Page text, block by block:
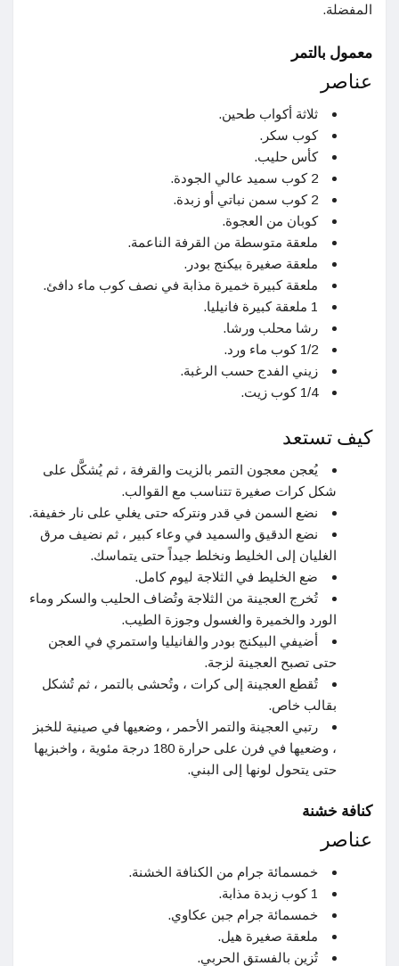
المفضلة.
معمول بالتمر
عناصر
ثلاثة أكواب طحين.
كوب سكر.
كأس حليب.
2 كوب سميد عالي الجودة.
2 كوب سمن نباتي أو زبدة.
كوبان من العجوة.
ملعقة متوسطة من القرفة الناعمة.
ملعقة صغيرة بيكنج بودر.
ملعقة كبيرة خميرة مذابة في نصف كوب ماء دافئ.
1 ملعقة كبيرة فانيليا.
رشا محلب ورشا.
1/2 كوب ماء ورد.
زيني الفدج حسب الرغبة.
1/4 كوب زيت.
كيف تستعد
يُعجن معجون التمر بالزيت والقرفة ، ثم يُشكَّل على
شكل كرات صغيرة تتناسب مع القوالب.
نضع السمن في قدر ونتركه حتى يغلي على نار خفيفة.
نضع الدقيق والسميد في وعاء كبير ، ثم نضيف مرق
الغليان إلى الخليط ونخلط جيداً حتى يتماسك.
ضع الخليط في الثلاجة ليوم كامل.
تُخرج العجينة من الثلاجة وتُضاف الحليب والسكر وماء
الورد والخميرة والغسول وجوزة الطيب.
أضيفي البيكنج بودر والفانيليا واستمري في العجن
حتى تصبح العجينة لزجة.
تُقطع العجينة إلى كرات ، وتُحشى بالتمر ، ثم تُشكل
بقالب خاص.
رتبي العجينة والتمر الأحمر ، وضعيها في صينية للخبز
، وضعيها في فرن على حرارة 180 درجة مئوية ، واخبزيها
حتى يتحول لونها إلى البني.
كنافة خشنة
عناصر
خمسمائة جرام من الكنافة الخشنة.
1 كوب زبدة مذابة.
خمسمائة جرام جبن عكاوي.
ملعقة صغيرة هيل.
تُزين بالفستق الحربي.